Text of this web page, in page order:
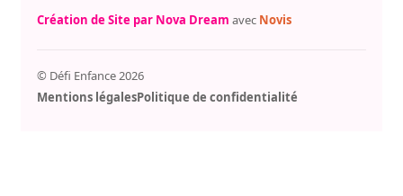
Création de Site par Nova Dream avec Novis
© Défi Enfance 2026
Mentions légalesPolitique de confidentialité